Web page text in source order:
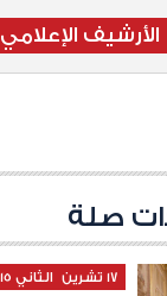
الأرشيف الإعلامي
صلة
17 تشرين الثاني 2015